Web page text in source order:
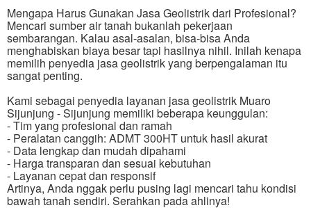
Mengapa Harus Gunakan Jasa Geolistrik dari Profesional?
Mencari sumber air tanah bukanlah pekerjaan
sembarangan. Kalau asal-asalan, bisa-bisa Anda
menghabiskan biaya besar tapi hasilnya nihil. Inilah kenapa
memilih penyedia jasa geolistrik yang berpengalaman itu
sangat penting.
Kami sebagai penyedia layanan jasa geolistrik Muaro
Sijunjung - Sijunjung memiliki beberapa keunggulan:
- Tim yang profesional dan ramah
- Peralatan canggih: ADMT 300HT untuk hasil akurat
- Data lengkap dan mudah dipahami
- Harga transparan dan sesuai kebutuhan
- Layanan cepat dan responsif
Artinya, Anda nggak perlu pusing lagi mencari tahu kondisi
bawah tanah sendiri. Serahkan pada ahlinya!